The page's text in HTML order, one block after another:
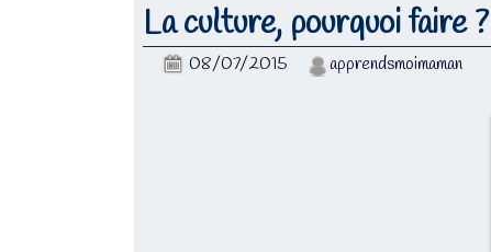
La culture, pourquoi faire ?
08/07/2015 apprendsmoimaman